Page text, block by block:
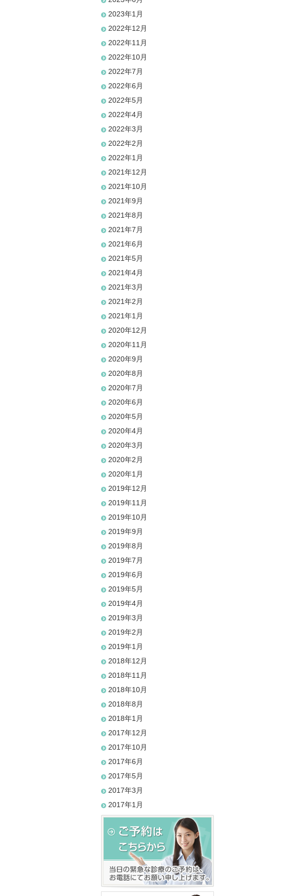
2023年1月
2022年12月
2022年11月
2022年10月
2022年7月
2022年6月
2022年5月
2022年4月
2022年3月
2022年2月
2022年1月
2021年12月
2021年10月
2021年9月
2021年8月
2021年7月
2021年6月
2021年5月
2021年4月
2021年3月
2021年2月
2021年1月
2020年12月
2020年11月
2020年9月
2020年8月
2020年7月
2020年6月
2020年5月
2020年4月
2020年3月
2020年2月
2020年1月
2019年12月
2019年11月
2019年10月
2019年9月
2019年8月
2019年7月
2019年6月
2019年5月
2019年4月
2019年3月
2019年2月
2019年1月
2018年12月
2018年11月
2018年10月
2018年8月
2018年1月
2017年12月
2017年10月
2017年6月
2017年5月
2017年3月
2017年1月